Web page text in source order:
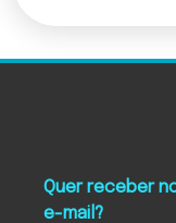
Quer receber
e-mail?